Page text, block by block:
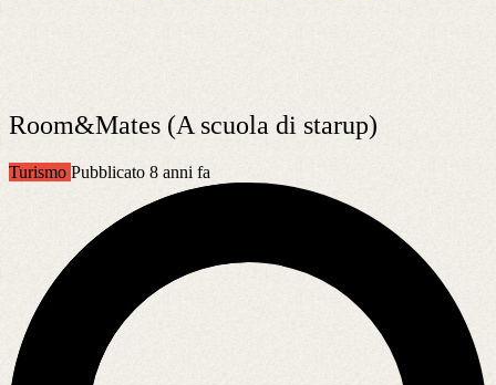
Room&Mates (A scuola di starup)
Turismo Pubblicato 8 anni fa